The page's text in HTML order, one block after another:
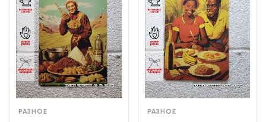
РАЗНОЕ РАЗНОЕ